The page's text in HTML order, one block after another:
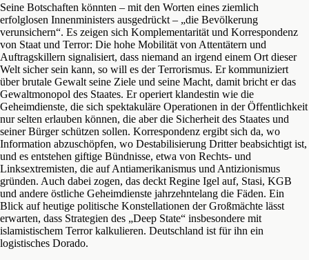
Seine Botschaften könnten – mit den Worten eines ziemlich
erfolglosen Innenministers ausgedrückt – „die Bevölkerung
verunsichern“. Es zeigen sich Komplementarität und Korrespondenz
von Staat und Terror: Die hohe Mobilität von Attentätern und
Auftragskillern signalisiert, dass niemand an irgend einem Ort dieser
Welt sicher sein kann, so will es der Terrorismus. Er kommuniziert
über brutale Gewalt seine Ziele und seine Macht, damit bricht er das
Gewaltmonopol des Staates. Er operiert klandestin wie die
Geheimdienste, die sich spektakuläre Operationen in der Öffentlichkeit
nur selten erlauben können, die aber die Sicherheit des Staates und
seiner Bürger schützen sollen. Korrespondenz ergibt sich da, wo
Information abzuschöpfen, wo Destabilisierung Dritter beabsichtigt ist,
und es entstehen giftige Bündnisse, etwa von Rechts- und
Linksextremisten, die auf Antiamerikanismus und Antizionismus
gründen. Auch dabei zogen, das deckt Regine Igel auf, Stasi, KGB
und andere östliche Geheimdienste jahrzehntelang die Fäden. Ein
Blick auf heutige politische Konstellationen der Großmächte lässt
erwarten, dass Strategien des „Deep State“ insbesondere mit
islamistischem Terror kalkulieren. Deutschland ist für ihn ein
logistisches Dorado.